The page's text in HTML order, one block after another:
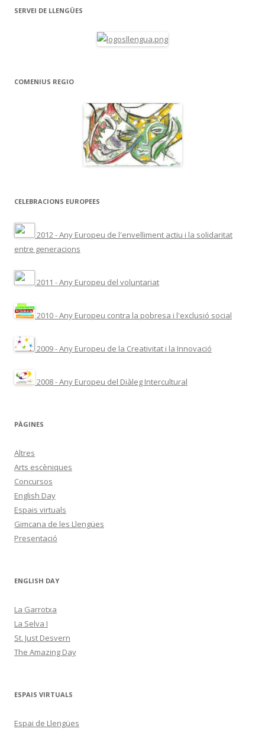
SERVEI DE LLENGÜES
COMENIUS REGIO
CELEBRACIONS EUROPEES
2012 - Any Europeu de l'envelliment actiu i la solidaritat
entre generacions
2011 - Any Europeu del voluntariat
2010 - Any Europeu contra la pobresa i l'exclusió social
2009 - Any Europeu de la Creativitat i la Innovació
2008 - Any Europeu del Diàleg Intercultural
PÀGINES
Altres
Arts escèniques
Concursos
English Day
Espais virtuals
Gimcana de les Llengües
Presentació
ENGLISH DAY
La Garrotxa
La Selva I
St. Just Desvern
The Amazing Day
ESPAIS VIRTUALS
Espai de Llengües